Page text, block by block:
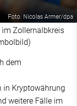
Foto: Nicolas Armer/dpa
im Zollernalbkreis
dem
in Kryptowährung
weitere Fälle im